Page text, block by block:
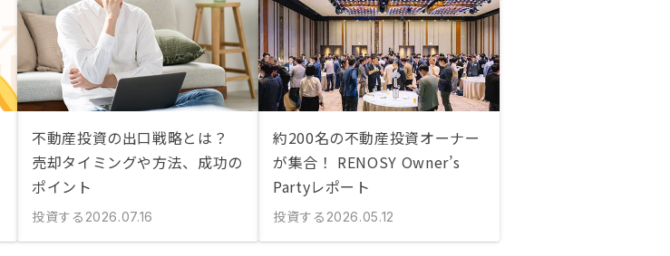
不動産投資の出口戦略とは？
売却タイミングや方法、成功の
ポイント
投資する 2026.07.16
約200名の不動産投資オーナー
が集合！ RENOSY Owner’s
Partyレポート
投資する 2026.05.12